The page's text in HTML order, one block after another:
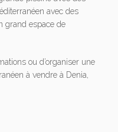
avec des
grand espace de
ou d’organiser une
à vendre à Denia,